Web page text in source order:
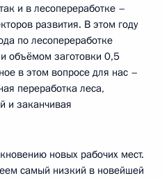
и в лесопереработке –
развития. В этом году
по лесопереработке
объёмом заготовки 0,5
в этом вопросе для нас –
переработка леса,
и заканчивая
новых рабочих мест.
самый низкий в новейшей